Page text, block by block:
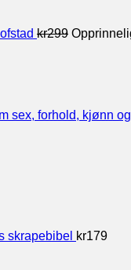
kr299
sex, forhold, kjønn
skrapebibel kr179